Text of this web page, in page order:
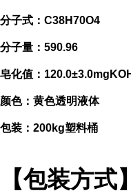
分子式：C38H70O4
分子量：590.96
皂化值：
颜色：黄色透明液体
包装：200kg塑料桶
【包装方